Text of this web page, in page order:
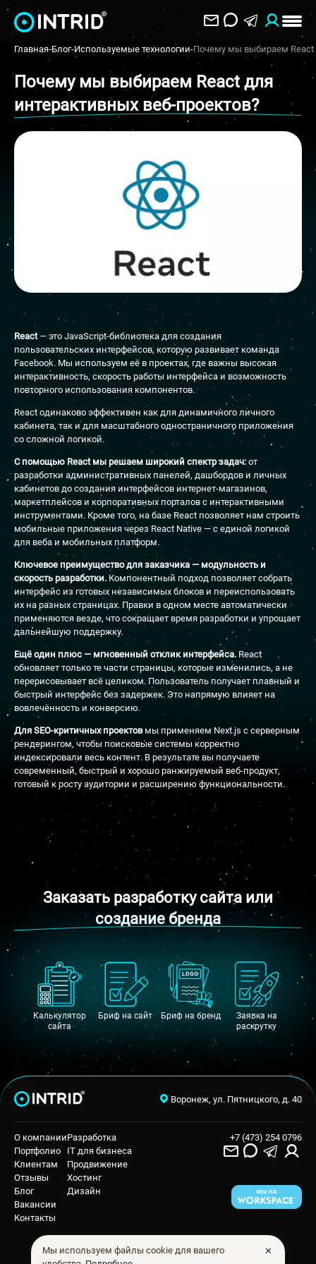
Главная-Блог-Используемые технологии-Почему мы выбираем React
Почему мы выбираем React для
интерактивных веб-проектов?
React— это JavaScript-библиотека для создания
пользовательских интерфейсов, которую развивает команда
Facebook. Мы используем её в проектах, где важны высокая
интерактивность, скорость работы интерфейса и возможность
повторного использования компонентов.
React одинаково эффективен как для динамичного личного
кабинета, так и для масштабного одностраничного приложения
со сложной логикой.
С помощью React мы решаем широкий спектр задач: от
разработки административных панелей, дашбордов и личных
кабинетов до создания интерфейсов интернет-магазинов,
маркетплейсов и корпоративных порталов с интерактивными
инструментами. Кроме того, на базе React позволяет нам строить
мобильные приложения через React Native — с единой логикой
для веба и мобильных платформ.
Ключевое преимущество для заказчика — модульность и
скорость разработки. Компонентный подход позволяет собрать
интерфейс из готовых независимых блоков и переиспользовать
их на разных страницах. Правки в одном месте автоматически
применяются везде, что сокращает время разработки и упрощает
дальнейшую поддержку.
Ещё один плюс — мгновенный отклик интерфейса. React
обновляет только те части страницы, которые изменились, а не
перерисовывает всё целиком. Пользователь получает плавный и
быстрый интерфейс без задержек. Это напрямую влияет на
вовлечённость и конверсию.
Для SEO-критичных проектовмы применяем Next.js с серверным
рендерингом, чтобы поисковые системы корректно
индексировали весь контент. В результате вы получаете
современный, быстрый и хорошо ранжируемый веб-продукт,
готовый к росту аудитории и расширению функциональности.
Заказать разработку сайта или
создание бренда
Калькулятор
сайта
Бриф на сайт Бриф на бренд
Заявка на
раскрутку
Воронеж, ул. Пятницкого, д. 40
О компании
Портфолио
Клиентам
Отзывы
Блог
Вакансии
Контакты
Разработка
IT для бизнеса
Продвижение
Хостинг
Дизайн
+7 (473) 254 0796
Мы используем файлы cookie для вашего
✕